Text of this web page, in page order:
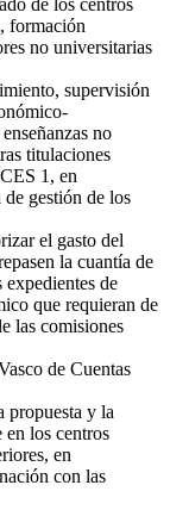
de los centros
formación
no universitarias
supervisión
no
titulaciones
1, en
gestión de los
el gasto del
la cuantía de
de
que requieran de
las comisiones
de Cuentas
propuesta y la
en los centros
en
con las